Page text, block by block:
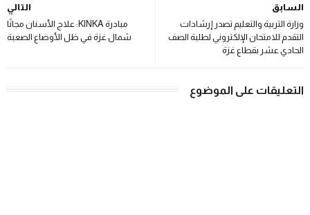
التالي
مبادرة KINKA: علاج الأسنان مجانًا
شمال غزة في ظل الأوضاع الصعبة
السابق
وزارة التربية والتعليم تصدر إرشادات
التقدم للامتحان الإلكتروني لطلبة الصف
الحادي عشر بقطاع غزة
التعليقات على الموضوع